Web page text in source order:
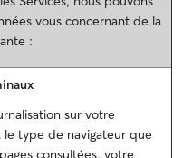
vous concernant de la
:
sur votre
le type de navigateur que
consultées, votre